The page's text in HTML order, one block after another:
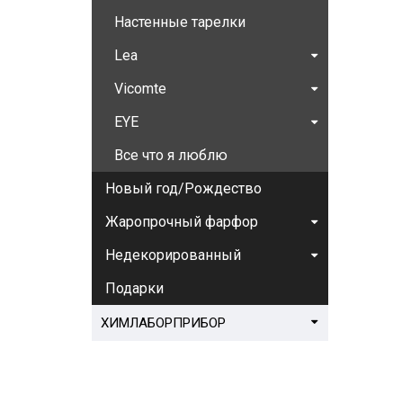
Настенные тарелки
Lea
Vicomte
EYE
Все что я люблю
Новый год/Рождество
Жаропрочный фарфор
Недекорированный
Подарки
ХИМЛАБОРПРИБОР